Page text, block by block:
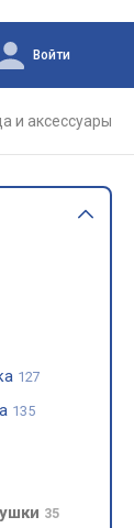
Войти
и аксессуары
127
135
35